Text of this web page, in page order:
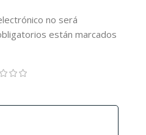
no será
están marcados